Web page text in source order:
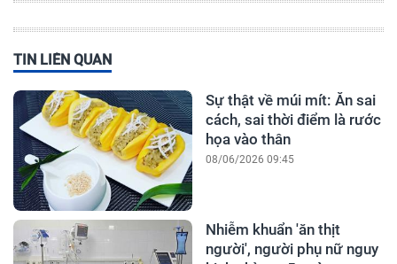
TIN LIÊN QUAN
Sự thật về múi mít: Ăn sai
cách, sai thời điểm là rước
họa vào thân
08/06/2026 09:45
Nhiễm khuẩn 'ăn thịt
người', người phụ nữ nguy